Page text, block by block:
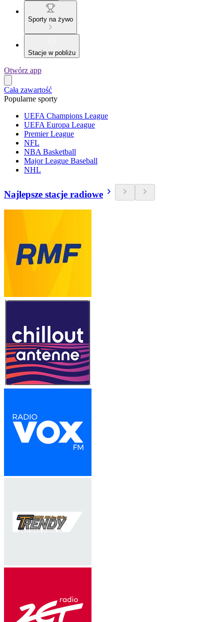
Sporty na żywo
Stacje w pobliżu
Otwórz app
Cała zawartość
Popularne sporty
UEFA Champions League
UEFA Europa League
Premier League
NFL
NBA Basketball
Major League Baseball
NHL
Najlepsze stacje radiowe